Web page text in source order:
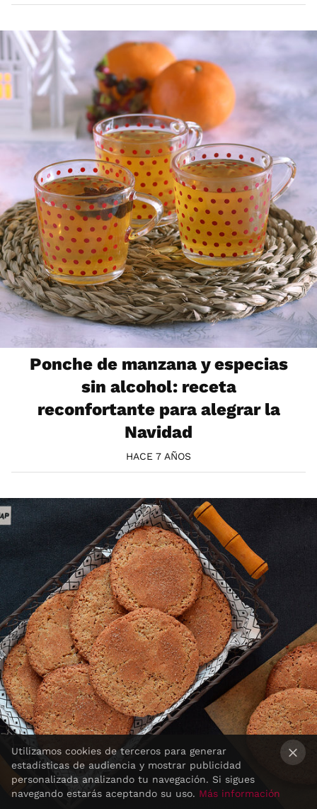
Ponche de manzana y especias
sin alcohol: receta
reconfortante para alegrar la
Navidad
HACE 7 AÑOS
Utilizamos cookies de terceros para generar
estadísticas de audiencia y mostrar publicidad
personalizada analizando tu navegación. Si sigues
navegando estarás aceptando su uso. Más información